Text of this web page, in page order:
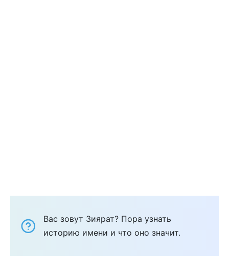
Вас зовут Зиярат? Пора узнать
историю имени и что оно значит.